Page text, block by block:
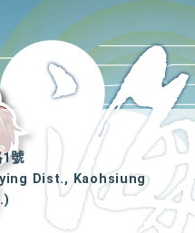
號
Dist., Kaohsiung